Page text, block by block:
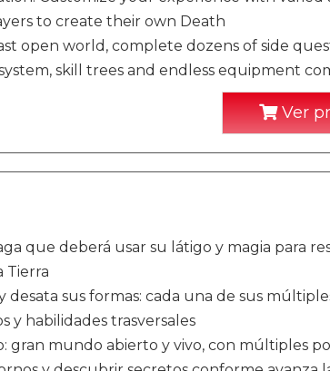
to create their own Death
open world, complete dozens of side
skill trees and endless equipment
Ver
que deberá usar su látigo y magia para
Tierra
desata sus formas: cada una de sus
y habilidades trasversales
gran mundo abierto y vivo, con múltiples